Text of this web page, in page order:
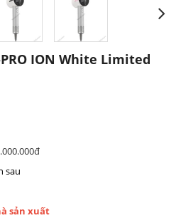
PRO ION White Limited
sau
sản xuất